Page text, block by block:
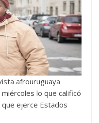
afrouruguaya
lo que calificó
ejerce Estados